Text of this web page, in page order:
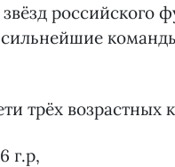
российского
сильнейшие
трёх возрастных
г.р,